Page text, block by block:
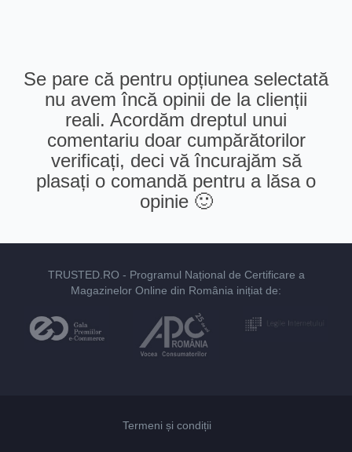
Se pare că pentru opțiunea selectată
nu avem încă opinii de la clienții
reali. Acordăm dreptul unui
comentariu doar cumpărătorilor
verificați, deci vă încurajăm să
plasați o comandă pentru a lăsa o
opinie 🙂
TRUSTED.RO - Programul Național de Certificare a
Magazinelor Online din România inițiat de:
Termeni și condiții